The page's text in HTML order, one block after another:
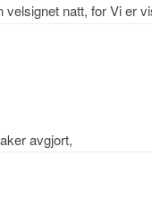
velsignet natt, for Vi er
avgjort,